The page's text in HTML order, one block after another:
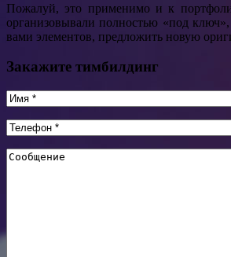
Пожалуй, это применимо и к
организовывали полностью «под
вами элементов, предложить новую
Закажите тимбилдинг